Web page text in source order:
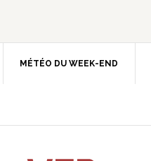
MÉTÉO DU WEEK-END